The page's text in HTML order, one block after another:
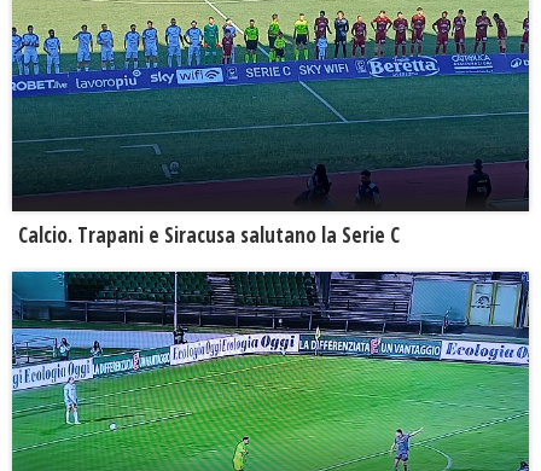
Calcio. Trapani e Siracusa salutano la Serie C